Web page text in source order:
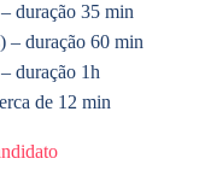
duração 35 min
– duração 60 min
duração 1h
de 12 min